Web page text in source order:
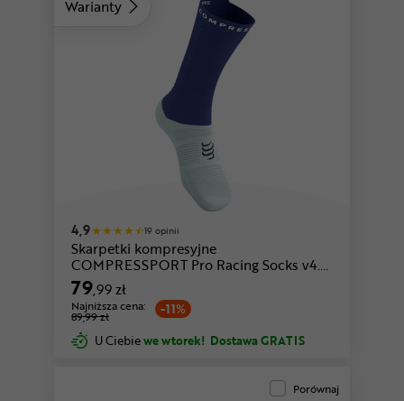
Warianty
4,9 19 opinii
Skarpetki kompresyjne
COMPRESSPORT Pro Racing Socks v4.0
Bike
79,99 zł
-11%
Najniższa cena:
89,99 zł
U Ciebiewe wtorek! Dostawa GRATIS
Porównaj